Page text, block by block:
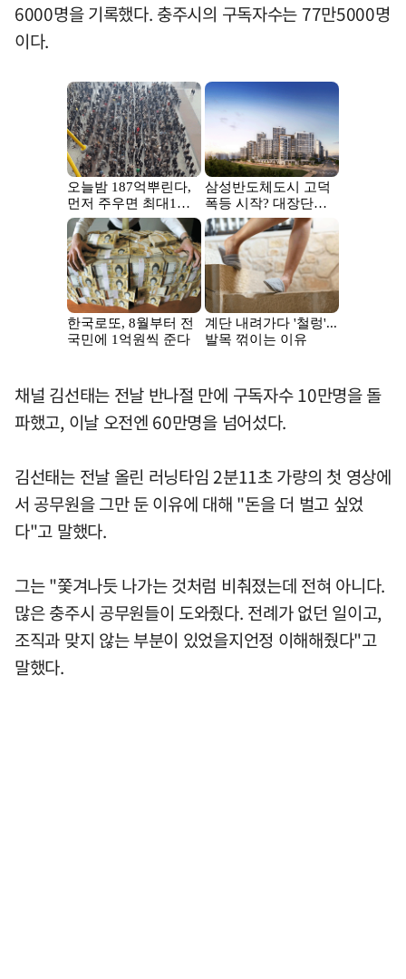
6000명을 기록했다. 충주시의 구독자수는 77만5000명
이다.
채널 김선태는 전날 반나절 만에 구독자수 10만명을 돌
파했고, 이날 오전엔 60만명을 넘어섰다.
김선태는 전날 올린 러닝타임 2분11초 가량의 첫 영상에
서 공무원을 그만 둔 이유에 대해 "돈을 더 벌고 싶었
다"고 말했다.
그는 "쫓겨나듯 나가는 것처럼 비춰졌는데 전혀 아니다.
많은 충주시 공무원들이 도와줬다. 전례가 없던 일이고,
조직과 맞지 않는 부분이 있었을지언정 이해해줬다"고
말했다.